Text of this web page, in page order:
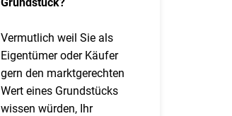
Vermutlich weil Sie als
Eigentümer oder Käufer
gern den marktgerechten
Wert eines Grundstücks
wissen würden, Ihr